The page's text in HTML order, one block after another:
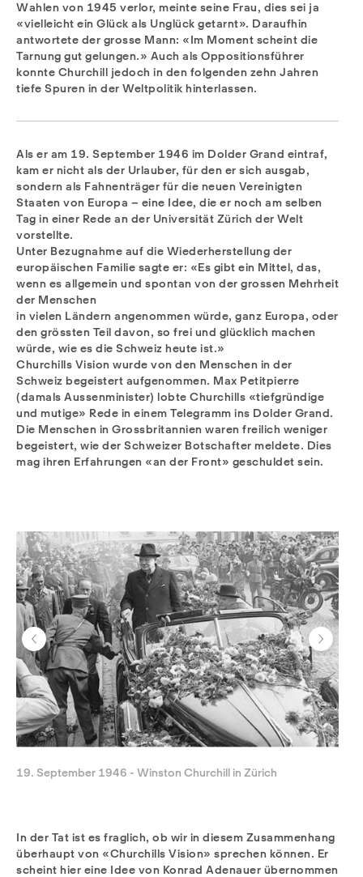
Wahlen von 1945 verlor, meinte seine Frau, dies sei ja
«vielleicht ein Glück als Unglück getarnt». Daraufhin
antwortete der grosse Mann: «Im Moment scheint die
Tarnung gut gelungen.» Auch als Oppositionsführer
konnte Churchill jedoch in den folgenden zehn Jahren
tiefe Spuren in der Weltpolitik hinterlassen.
Als er am 19. September 1946 im Dolder Grand eintraf,
kam er nicht als der Urlauber, für den er sich ausgab,
sondern als Fahnenträger für die neuen Vereinigten
Staaten von Europa – eine Idee, die er noch am selben
Tag in einer Rede an der Universität Zürich der Welt
vorstellte.
Unter Bezugnahme auf die Wiederherstellung der
europäischen Familie sagte er: «Es gibt ein Mittel, das,
wenn es allgemein und spontan von der grossen Mehrheit
der Menschen
in vielen Ländern angenommen würde, ganz Europa, oder
den grössten Teil davon, so frei und glücklich machen
würde, wie es die Schweiz heute ist.»
Churchills Vision wurde von den Menschen in der
Schweiz begeistert aufgenommen. Max Petitpierre
(damals Aussenminister) lobte Churchills «tiefgründige
und mutige» Rede in einem Telegramm ins Dolder Grand.
Die Menschen in Grossbritannien waren freilich weniger
begeistert, wie der Schweizer Botschafter meldete. Dies
mag ihren Erfahrungen «an der Front» geschuldet sein.
19. September 1946 - Winston Churchill in Zürich
In der Tat ist es fraglich, ob wir in diesem Zusammenhang
überhaupt von «Churchills Vision» sprechen können. Er
scheint hier eine Idee von Konrad Adenauer übernommen